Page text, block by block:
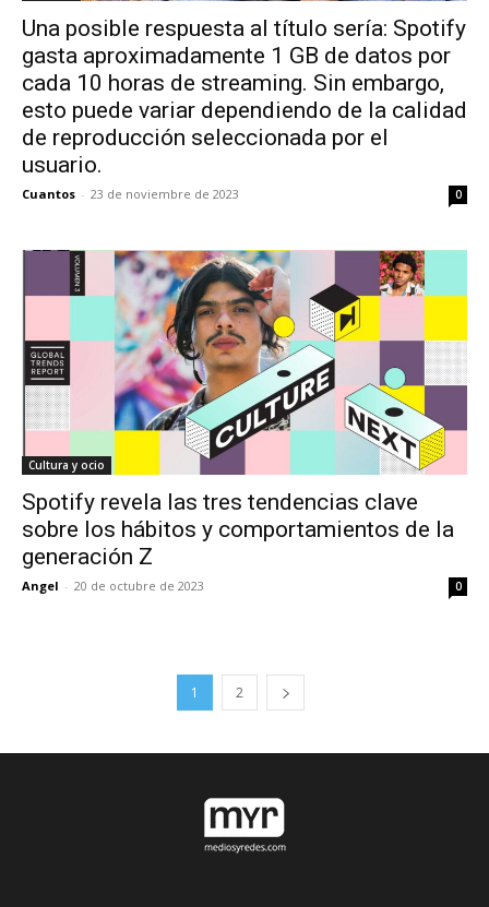
Una posible respuesta al título sería: Spotify
gasta aproximadamente 1 GB de datos por
cada 10 horas de streaming. Sin embargo,
esto puede variar dependiendo de la calidad
de reproducción seleccionada por el
usuario.
Cuantos - 23 de noviembre de 2023 0
Cultura y ocio
Spotify revela las tres tendencias clave
sobre los hábitos y comportamientos de la
generación Z
Angel - 20 de octubre de 2023 0
1 2